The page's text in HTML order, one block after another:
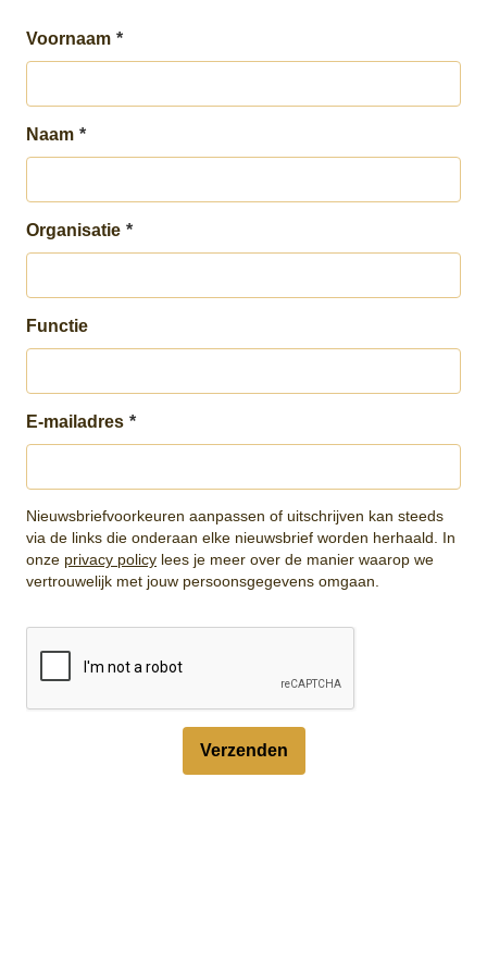
Voornaam *
Naam *
Organisatie *
Functie
E-mailadres *
Nieuwsbriefvoorkeuren aanpassen of uitschrijven kan steeds
via de links die onderaan elke nieuwsbrief worden herhaald. In
onze privacy policy lees je meer over de manier waarop we
vertrouwelijk met jouw persoonsgegevens omgaan.